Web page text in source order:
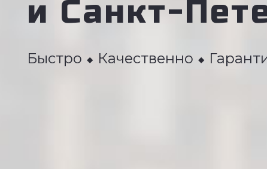
и Санкт-
Быстро ⬥ Качественно ⬥